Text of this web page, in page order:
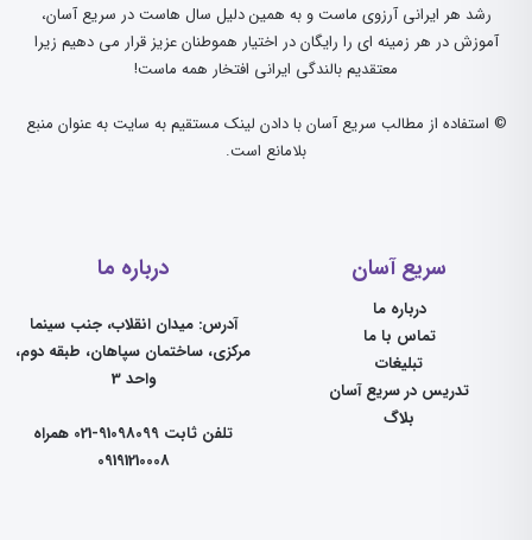
رشد هر ایرانی آرزوی ماست و به همین دلیل سال هاست در سریع آسان،
آموزش در هر زمینه ای را رایگان در اختیار هموطنان عزیز قرار می دهیم زیرا
معتقدیم بالندگی ایرانی افتخار همه ماست!
© استفاده از مطالب سریع آسان با دادن لینک مستقیم به سایت به عنوان منبع
بلامانع است.
سریع آسان
درباره ما
تماس با ما
تبلیغات
تدریس در سریع آسان
بلاگ
درباره ما
آدرس: میدان انقلاب، جنب سینما
مرکزی، ساختمان سپاهان، طبقه دوم،
واحد 3
تلفن ثابت 91098099-021 همراه
09191210008